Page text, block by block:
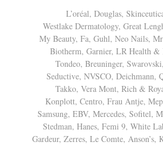
L’oréal, Douglas,
Westlake Dermatology, Great
My Beauty, Fa, Guhl, Neo Nails,
Biotherm, Garnier, LR Health &
Tondeo, Breuninger,
Seductive, NVSCO, Deichmann,
Takko, Vera Mont, Rich &
Konplott, Centro, Frau Antje,
Samsung, EBV, Mercedes, Sofitel,
Stedman, Hanes, Femi 9, White
Gardeur, Zerres, Le Comte, Anson’s,